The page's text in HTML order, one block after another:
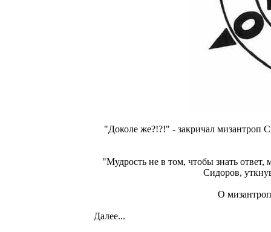
"Доколе же?!?!" - закричал мизантроп
"Мудрость не в том, чтобы знать ответ,
Сидоров,
О
Далее...